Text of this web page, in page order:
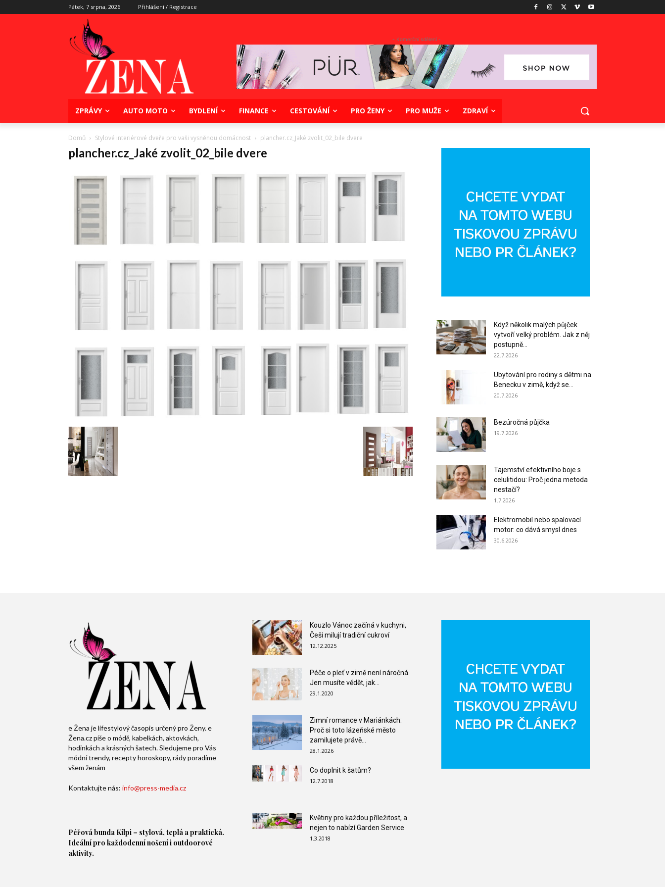
Pátek, 7 srpna, 2026 Přihlášení / Registrace
- Komerční sdělení -
ZPRÁVY AUTO MOTO BYDLENÍ FINANCE CESTOVÁNÍ PRO ŽENY PRO MUŽE ZDRAVÍ
Domů Stylové interiérové dveře pro vaši vysněnou domácnost plancher.cz_Jaké zvolit_02_bile dvere
plancher.cz_Jaké zvolit_02_bile dvere
Když několik malých půjček
vytvoří velký problém. Jak z něj
postupně...
22.7.2026
Ubytování pro rodiny s dětmi na
Benecku v zimě, když se...
20.7.2026
Bezúročná půjčka
19.7.2026
Tajemství efektivního boje s
celulitidou: Proč jedna metoda
nestačí?
1.7.2026
Elektromobil nebo spalovací
motor: co dává smysl dnes
30.6.2026
e Žena je lifestylový časopis určený pro Ženy. e
Žena.cz píše o módě, kabelkách, aktovkách,
hodinkách a krásných šatech. Sledujeme pro Vás
módní trendy, recepty horoskopy, rády poradíme
všem ženám
Kontaktujte nás: info@press-media.cz
Péřová bunda Kilpi – stylová, teplá a praktická.
Ideální pro každodenní nošení i outdoorové
aktivity.
Kouzlo Vánoc začíná v kuchyni,
Češi milují tradiční cukroví
12.12.2025
Péče o pleť v zimě není náročná.
Jen musíte vědět, jak...
29.1.2020
Zimní romance v Mariánkách:
Proč si toto lázeňské město
zamilujete právě...
28.1.2026
Co doplnit k šatům?
12.7.2018
Květiny pro každou příležitost, a
nejen to nabízí Garden Service
1.3.2018